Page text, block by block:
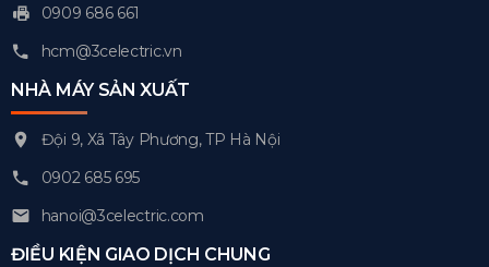
0909 686 661
hcm@3celectric.vn
NHÀ MÁY SẢN XUẤT
Đội 9, Xã Tây Phương, TP Hà Nội
0902 685 695
hanoi@3celectric.com
ĐIỀU KIỆN GIAO DỊCH CHUNG